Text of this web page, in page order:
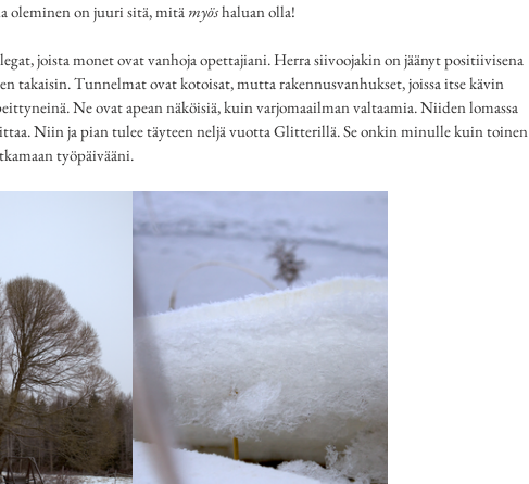
oleminen on juuri sitä, mitä myös haluan olla!
joista monet ovat vanhoja opettajiani. Herra siivoojakin on jäänyt positiivisena
takaisin. Tunnelmat ovat kotoisat, mutta rakennusvanhukset, joissa itse kävin
Ne ovat apean näköisiä, kuin varjomaailman valtaamia. Niiden lomassa
Niin ja pian tulee täyteen neljä vuotta Glitterillä. Se onkin minulle kuin toinen
työpäivääni.